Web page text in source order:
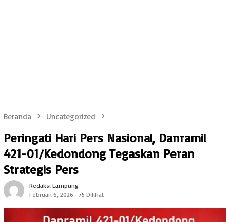
Beranda Uncategorized
Peringati Hari Pers Nasional, Danramil
421-01/Kedondong Tegaskan Peran
Strategis Pers
Redaksi Lampung
Februari 6, 2026
75 Dilihat